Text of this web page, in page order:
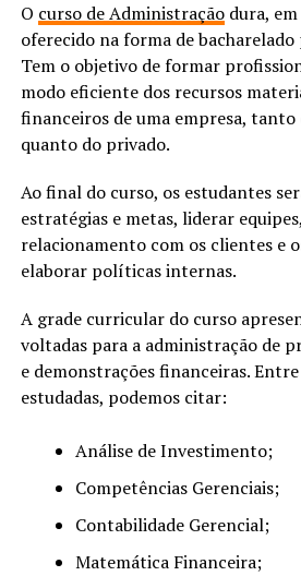
O curso de Administraçãodura, em
oferecido na forma de
Tem o objetivo de formar
modo eficiente dos recursos
financeiros de uma empresa,
quanto do privado.
Ao final do curso, os estudantes
estratégias e metas, liderar
relacionamento com os clientes e
elaborar políticas internas.
A grade curricular do curso
voltadas para a administração de
e demonstrações financeiras.
estudadas, podemos citar:
Análise de Investimento;
Competências Gerenciais;
Contabilidade Gerencial;
Matemática Financeira;